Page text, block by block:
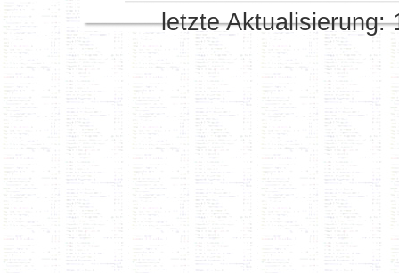
letzte Aktualisierung: